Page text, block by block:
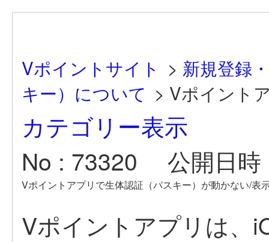
Vポイントサイト > 新規登録
キー）について > Vポイント
カテゴリー表示
No : 73320
公開日
Vポイントアプリで生体認証（パスキー）が動かない/表
Vポイントアプリは、